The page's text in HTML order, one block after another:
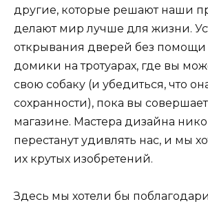
другие, которые решают наши
делают мир лучше для жизни.
открывания дверей без
домики на тротуарах, где вы
свою собаку (и убедиться, что
сохранности), пока вы
магазине. Мастера дизайна
перестанут удивлять нас, и мы
их крутых изобретений.
Здесь мы хотели бы